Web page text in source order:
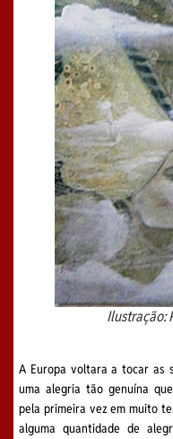
Ilustração:
A Europa voltara a tocar as
uma alegria tão genuína
pela primeira vez em muito
alguma quantidade de